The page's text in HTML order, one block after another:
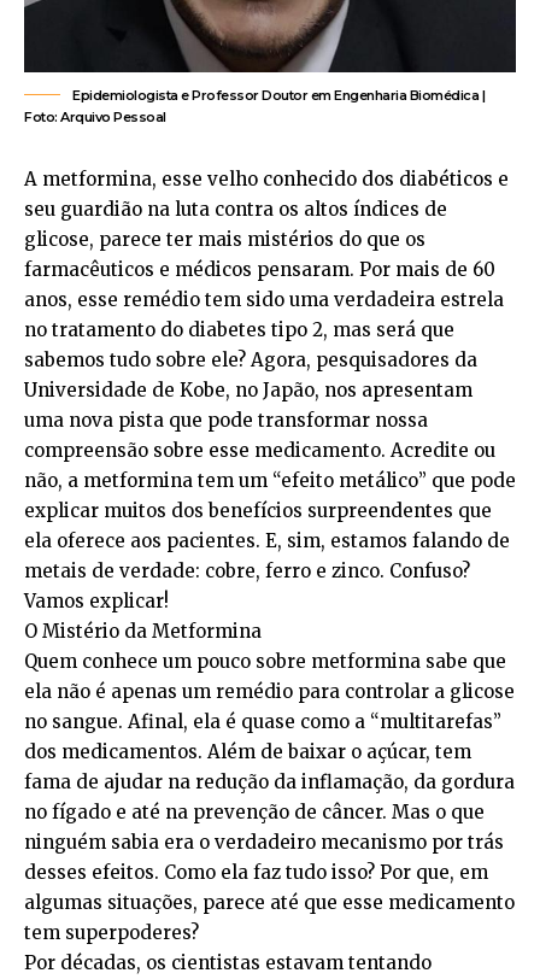
Epidemiologista e Professor Doutor em Engenharia Biomédica |
Foto: Arquivo Pessoal
A metformina, esse velho conhecido dos diabéticos e
seu guardião na luta contra os altos índices de
glicose, parece ter mais mistérios do que os
farmacêuticos e médicos pensaram. Por mais de 60
anos, esse remédio tem sido uma verdadeira estrela
no tratamento do diabetes tipo 2, mas será que
sabemos tudo sobre ele? Agora, pesquisadores da
Universidade de Kobe, no Japão, nos apresentam
uma nova pista que pode transformar nossa
compreensão sobre esse medicamento. Acredite ou
não, a metformina tem um “efeito metálico” que pode
explicar muitos dos benefícios surpreendentes que
ela oferece aos pacientes. E, sim, estamos falando de
metais de verdade: cobre, ferro e zinco. Confuso?
Vamos explicar!
O Mistério da Metformina
Quem conhece um pouco sobre metformina sabe que
ela não é apenas um remédio para controlar a glicose
no sangue. Afinal, ela é quase como a “multitarefas”
dos medicamentos. Além de baixar o açúcar, tem
fama de ajudar na redução da inflamação, da gordura
no fígado e até na prevenção de câncer. Mas o que
ninguém sabia era o verdadeiro mecanismo por trás
desses efeitos. Como ela faz tudo isso? Por que, em
algumas situações, parece até que esse medicamento
tem superpoderes?
Por décadas, os cientistas estavam tentando